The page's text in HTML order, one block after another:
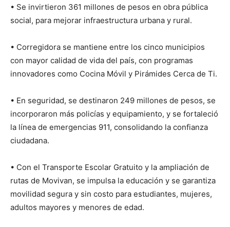
• Se invirtieron 361 millones de pesos en obra pública
social, para mejorar infraestructura urbana y rural.
• Corregidora se mantiene entre los cinco municipios
con mayor calidad de vida del país, con programas
innovadores como Cocina Móvil y Pirámides Cerca de Ti.
• En seguridad, se destinaron 249 millones de pesos, se
incorporaron más policías y equipamiento, y se fortaleció
la línea de emergencias 911, consolidando la confianza
ciudadana.
• Con el Transporte Escolar Gratuito y la ampliación de
rutas de Movivan, se impulsa la educación y se garantiza
movilidad segura y sin costo para estudiantes, mujeres,
adultos mayores y menores de edad.